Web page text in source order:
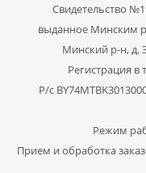
Свидетельство
выданное Минским
Минский р-н, д.
Регистрация в
Р/с
Режим
Прием и обработка